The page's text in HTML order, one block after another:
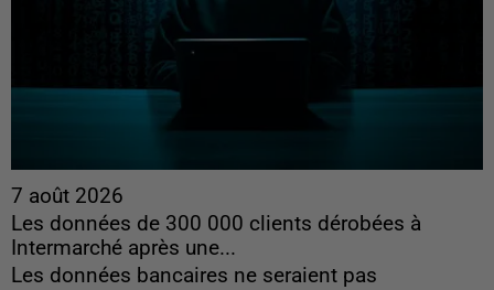
7 août 2026
Les données de 300 000 clients dérobées à
Intermarché après une...
Les données bancaires ne seraient pas